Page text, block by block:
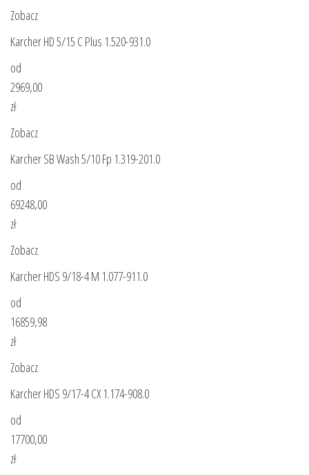
Zobacz
Karcher HD 5/15 C Plus 1.520-931.0
od
2969,00
zł
Zobacz
Karcher SB Wash 5/10 Fp 1.319-201.0
od
69248,00
zł
Zobacz
Karcher HDS 9/18-4 M 1.077-911.0
od
16859,98
zł
Zobacz
Karcher HDS 9/17-4 CX 1.174-908.0
od
17700,00
zł